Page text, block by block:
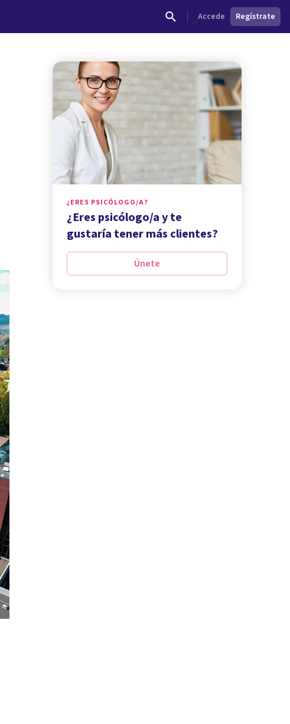
Accede Regístrate
¿ERES PSICÓLOGO/A?
¿Eres psicólogo/a y te
gustaría tener más clientes?
Únete